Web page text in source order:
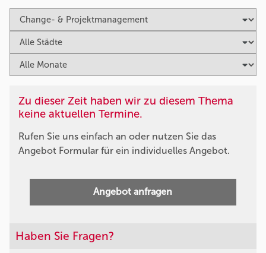
Zu dieser Zeit haben wir zu diesem Thema
keine aktuellen Termine.
Rufen Sie uns einfach an oder nutzen Sie das
Angebot Formular für ein individuelles Angebot.
Angebot anfragen
Haben Sie Fragen?